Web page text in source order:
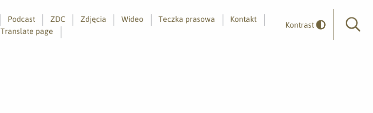
Podcast ZDC Zdjęcia Wideo Teczka prasowa
Kontakt
Translate page
Kontrast